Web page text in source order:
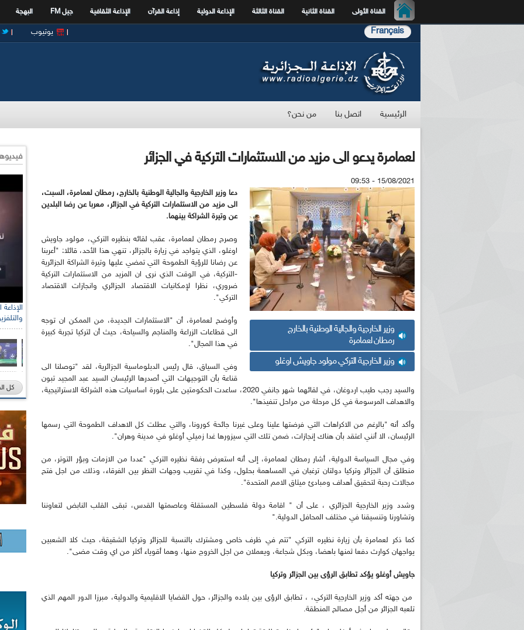
القناة الأولى القناة الثانية القناة الثالثة الإذاعة الدولية إذاعة القرآن الإذاعة الثقافية جيل FM البهجة
Français يوتيوب
الرئيسية اتصل بنا من نحن؟
لعمامرة يدعو الى مزيد من الاستثمارات التركية في الجزائر
15/08/2021 - 09:53
وزير الخارجية والجالية الوطنية بالخارج
رمطان لعمامرة
وزير الخارجية التركي مولود جاويش اوغلو
دعا وزير الخارجية والجالية الوطنية بالخارج، رمطان لعمامرة، السبت،
الى مزيد من الاستثمارات التركية في الجزائر، معربا عن رضا البلدين
عن وتيرة الشراكة بينهما.
وصرح رمطان لعمامرة، عقب لقائه بنظيره التركي، مولود جاويش
اوغلو، الذي يتواجد في زيارة بالجزائر، تنهي هذا الأحد، قائلا: "أعربنا
عن رضانا للرؤية الطموحة التي تمضي عليها وتيرة الشراكة الجزائرية
-التركية، في الوقت الذي نرى ان المزيد من الاستثمارات التركية
ضروري، نظرا لإمكانيات الاقتصاد الجزائري وانجازات الاقتصاد
التركي".
وأوضح لعمامرة، أن "الاستثمارات الجديدة، من الممكن ان توجه
الى قطاعات الزراعة والمناجم والسياحة، حيث أن لتركيا تجربة كبيرة
في هذا المجال".
وفي السياق، قال رئيس الدبلوماسية الجزائرية، لقد "توصلنا الى
قناعة بأن التوجيهات التي أصدرها الرئيسان السيد عبد المجيد تبون
والسيد رجب طيب اردوغان، في لقائهما شهر جانفي 2020، ساعدت الحكومتين على بلورة اساسيات هذه الشراكة الاستراتيجية،
والاهداف المرسومة في كل مرحلة من مراحل تنفيذها".
وأكد أنه "بالرغم من الاكراهات التي فرضتها علينا وعلى غيرنا جائحة كورونا، والتي عطلت كل الاهداف الطموحة التي رسمها
الرئيسان، الا أنني اعتقد بأن هناك إنجازات، ضمن تلك التي سيزورها غدا زميلي أوغلو في مدينة وهران".
وفي مجال السياسة الدولية، أشار رمطان لعمامرة، إلى أنه استعرض رفقة نظيره التركي "عددا من الازمات وبؤر التوتر، من
منطلق أن الجزائر وتركيا دولتان ترغبان في المساهمة بحلول، وكذا في تقريب وجهات النظر بين الفرقاء، وذلك من اجل فتح
مجالات رحبة لتحقيق أهداف ومبادئ ميثاق الامم المتحدة".
وشدد وزير الخارجية الجزائري ، على أن " اقامة دولة فلسطين المستقلة وعاصمتها القدس، تبقى القلب النابض لتعاوننا
وتشاورنا وتنسيقنا في مختلف المحافل الدولية."
كما ذكر لعمامرة بأن زيارة نظيره التركي "تتم في ظرف خاص ومشترك بالنسبة للجزائر وتركيا الشقيقة، حيث كلا الشعبين
يواجهان كوارث دفعا ثمنها باهضا، وبكل شجاعة، ويعملان من اجل الخروج منها، وهما أقوياء أكثر من اي وقت مضى".
جاويش أوغلو يؤكد تطابق الرؤى بين الجزائر وتركيا
من جهته أكد وزير الخارجية التركي، ، تطابق الرؤى بين بلاده والجزائر، حول القضايا الاقليمية والدولية، مبرزا الدور المهم الذي
تلعبه الجزائر من أجل مصالح المنطقة.
كل